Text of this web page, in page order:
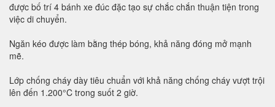
được bố trí 4 bánh xe đúc đặc tạo sự chắc chắn thuận tiện trong
việc di chuyển.
Ngăn kéo được làm bằng thép bóng, khả năng đóng mở mạnh
mẽ.
Lớp chống cháy dày tiêu chuẩn với khả năng chống cháy vượt trội
lên đến 1.200°C trong suốt 2 giờ.